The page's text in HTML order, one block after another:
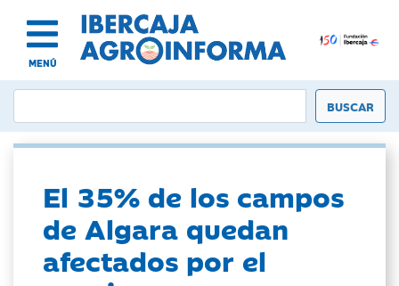
MENÚ
El 35% de los campos
de Algara quedan
afectados por el